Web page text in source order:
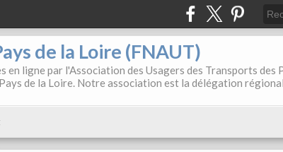
de la Loire (FNAUT)
en ligne par l'Association des Usagers des Transports des
de la Loire. Notre association est la délégation